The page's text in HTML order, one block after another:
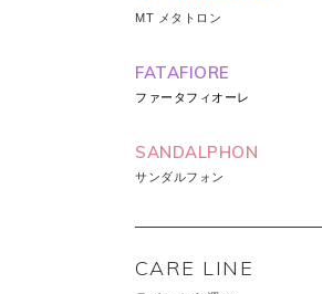
MT メタトロン
FATAFIORE
ファータフィオーレ
SANDALPHON
サンダルフォン
CARE LINE